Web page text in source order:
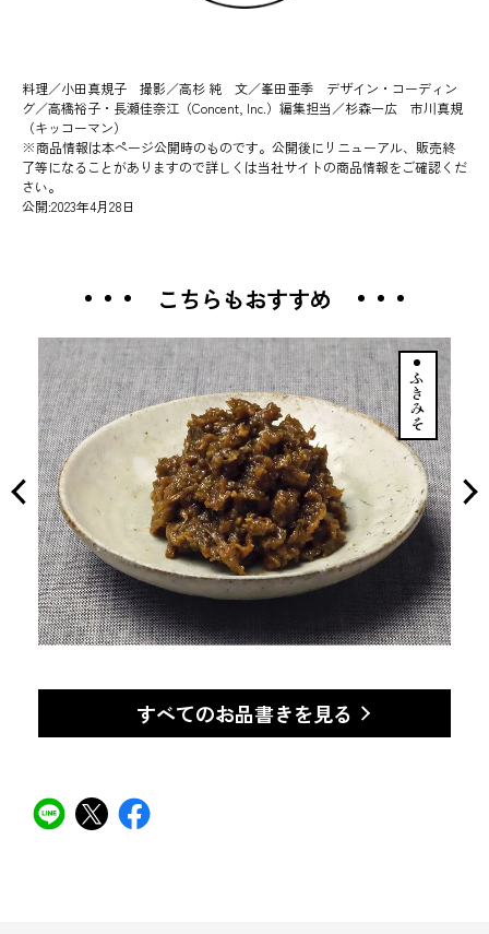
料理／小田真規子 撮影／高杉 純 文／峯田亜季 デザイン・コーディン
グ／高橋裕子・長瀬佳奈江（Concent, Inc.）編集担当／杉森一広 市川真規
（キッコーマン）
※商品情報は本ページ公開時のものです。公開後にリニューアル、販売終
了等になることがありますので詳しくは当社サイトの商品情報をご確認くだ
さい。
公開:2023年4月28日
こちらもおすすめ
ふきみそ
すべてのお品書きを見る